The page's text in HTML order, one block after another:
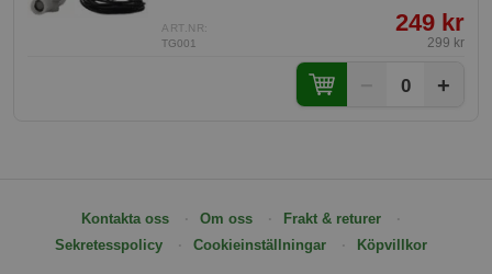
ART.NR:
TG001
249 kr
299 kr
0 +
Kontakta oss Om oss
Frakt & returer
Sekretesspolicy
Cookieinställningar Köpvillkor